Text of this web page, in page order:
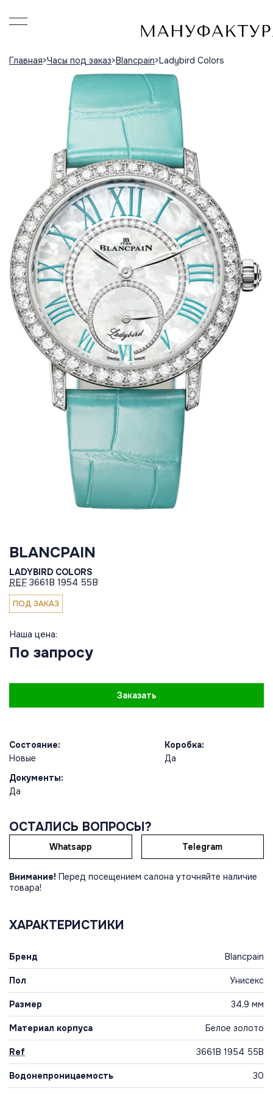
Главная Часы под заказ Blancpain Ladybird Colors
BLANCPAIN
LADYBIRD COLORS
REF 3661B 1954 55B
ПОД ЗАКАЗ
Наша цена:
По запросу
Заказать
Состояние:
Новые
Коробка:
Да
Документы:
Да
ОСТАЛИСЬ ВОПРОСЫ?
Whatsapp Telegram
Внимание! Перед посещением салона уточняйте наличие
товара!
ХАРАКТЕРИСТИКИ
Бренд Blancpain
Пол Унисекс
Размер 34,9 мм
Материал корпуса Белое золото
Ref 3661B 1954 55B
Водонепроницаемость 30